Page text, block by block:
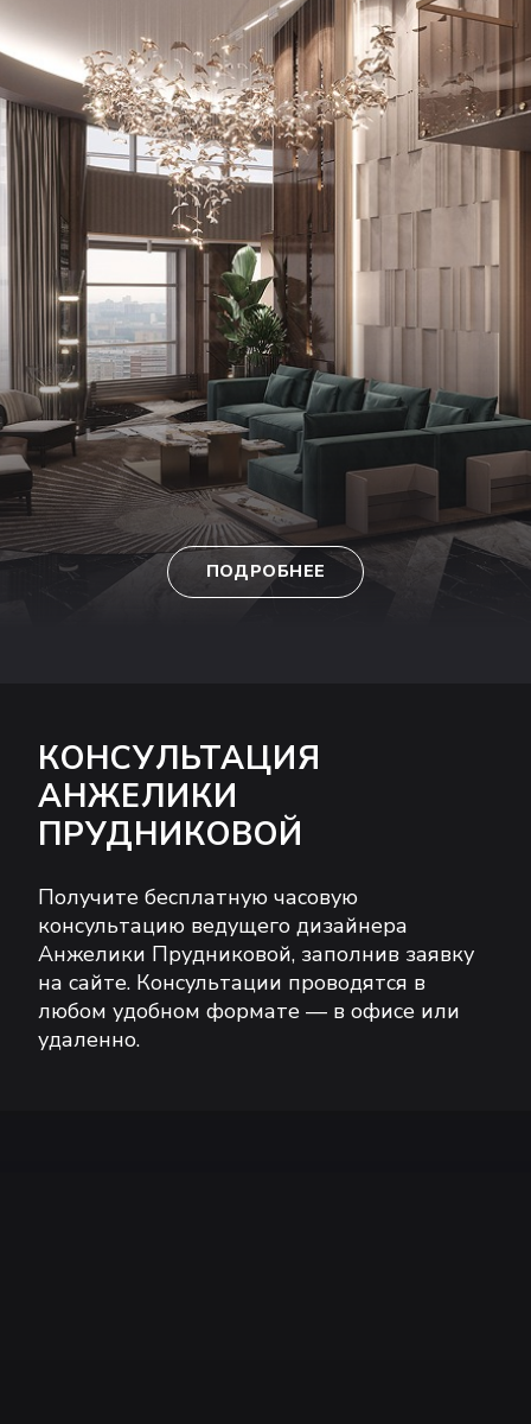
ПОДРОБНЕЕ
КОНСУЛЬТАЦИЯ
АНЖЕЛИКИ
ПРУДНИКОВОЙ
Получите бесплатную часовую
консультацию ведущего дизайнера
Анжелики Прудниковой, заполнив заявку
на сайте. Консультации проводятся в
любом удобном формате — в офисе или
удаленно.